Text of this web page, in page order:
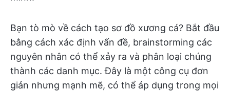
Bạn tò mò về cách tạo sơ đồ xương cá? Bắt đầu
bằng cách xác định vấn đề, brainstorming các
nguyên nhân có thể xảy ra và phân loại chúng
thành các danh mục. Đây là một công cụ đơn
giản nhưng mạnh mẽ, có thể áp dụng trong mọi